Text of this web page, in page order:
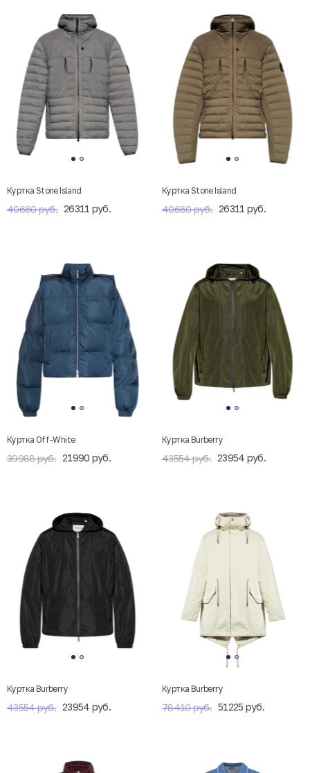
Куртка Stone Island
40660 руб. 26311 руб.
Куртка Stone Island
40660 руб. 26311 руб.
Куртка Off-White
39988 руб. 21990 руб.
Куртка Burberry
43554 руб. 23954 руб.
Куртка Burberry
43554 руб. 23954 руб.
Куртка Burberry
78410 руб. 51225 руб.